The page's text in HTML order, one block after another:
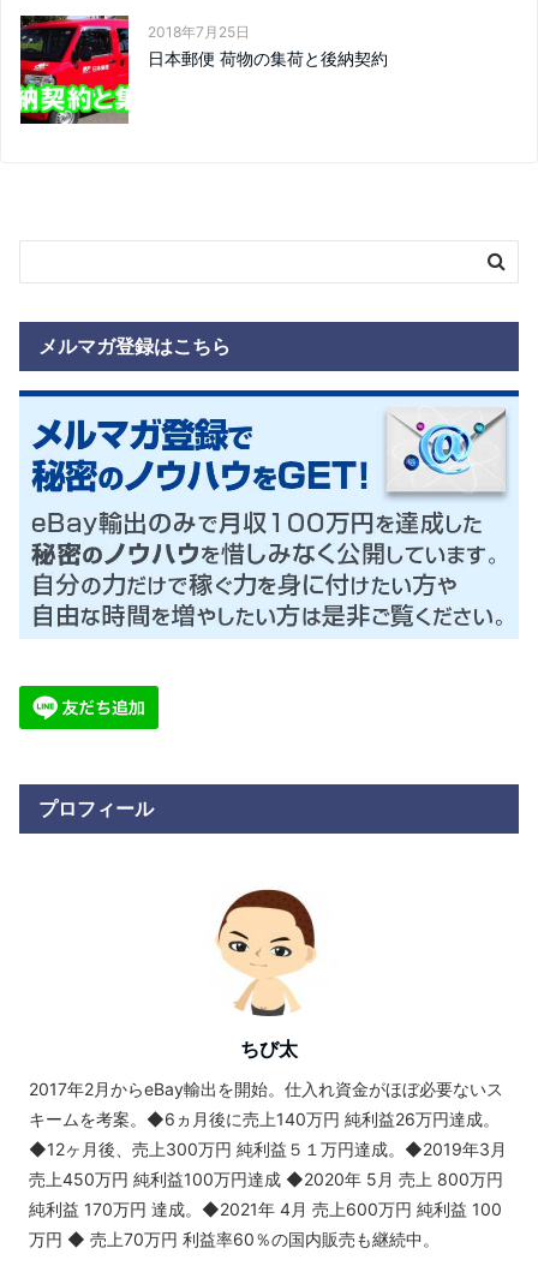
2018年7月25日
日本郵便 荷物の集荷と後納契約
メルマガ登録はこちら
プロフィール
ちび太
2017年2月からeBay輸出を開始。仕入れ資金がほぼ必要ないス
キームを考案。◆6ヵ月後に売上140万円 純利益26万円達成。
◆12ヶ月後、売上300万円 純利益５１万円達成。◆2019年3月
売上450万円 純利益100万円達成 ◆2020年 5月 売上 800万円
純利益 170万円 達成。◆2021年 4月 売上600万円 純利益 100
万円 ◆ 売上70万円 利益率60％の国内販売も継続中。